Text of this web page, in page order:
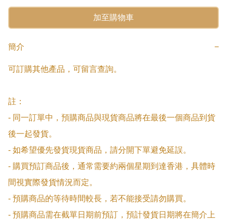
加至購物車
簡介 −
可訂購其他產品，可留言查詢。
註：
- 同一訂單中，預購商品與現貨商品將在最後一個商品到貨
後一起發貨。
- 如希望優先發貨現貨商品，請分開下單避免延誤。
- 購買預訂商品後，通常需要約兩個星期到達香港，具體時
間視實際發貨情況而定。
- 預購商品的等待時間較長，若不能接受請勿購買。
- 預購商品需在截單日期前預訂，預計發貨日期將在簡介上